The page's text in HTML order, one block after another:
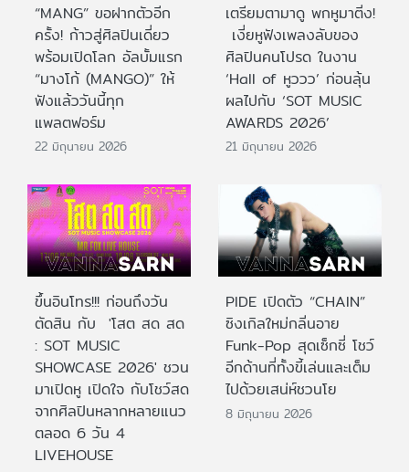
“MANG” ขอฝากตัวอีก
ครั้ง! ก้าวสู่ศิลปินเดี่ยว
พร้อมเปิดโลก อัลบั้มแรก
“มางโก้ (MANGO)” ให้
ฟังแล้ววันนี้ทุก
แพลตฟอร์ม
22 มิถุนายน 2026
เตรียมตามาดู พกหูมาติ่ง!
เงี่ยหูฟังเพลงลับของ
ศิลปินคนโปรด ในงาน
‘Hall of หูววว’ ก่อนลุ้น
ผลไปกับ ‘SOT MUSIC
AWARDS 2026’
21 มิถุนายน 2026
ขึ้นอินโทร!!! ก่อนถึงวัน
ตัดสิน กับ 'โสต สด สด
: SOT MUSIC
SHOWCASE 2026' ชวน
มาเปิดหู เปิดใจ กับโชว์สด
จากศิลปินหลากหลายแนว
ตลอด 6 วัน 4
LIVEHOUSE
PIDE เปิดตัว “CHAIN”
ซิงเกิลใหม่กลิ่นอาย
Funk-Pop สุดเซ็กซี่ โชว์
อีกด้านที่ทั้งขี้เล่นและเต็ม
ไปด้วยเสน่ห์ชวนโย
8 มิถุนายน 2026